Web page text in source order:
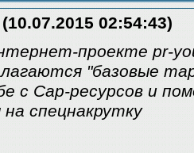
(10.07.2015 02:54:43)
проекте pr-
"базовые
c Cap-ресурсов и
спецнакрутку